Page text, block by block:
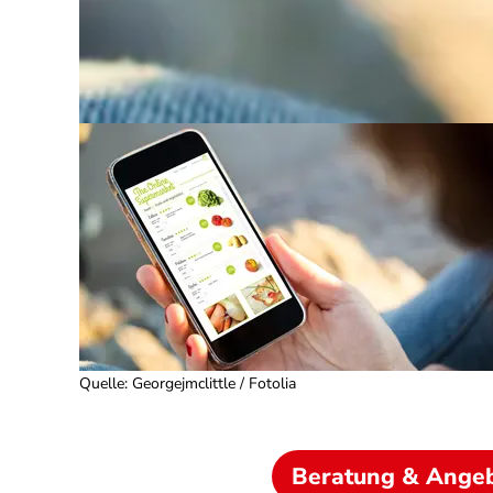
Quelle: Georgejmclittle / Fotolia
Beratung &